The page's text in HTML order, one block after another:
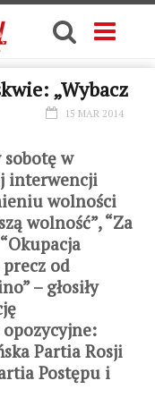
„Wybacz
15 MAR 2014
w
interwencji
wolności
wolność”, “Za
precz od
– głosiły
Partia Rosji
Postępu i